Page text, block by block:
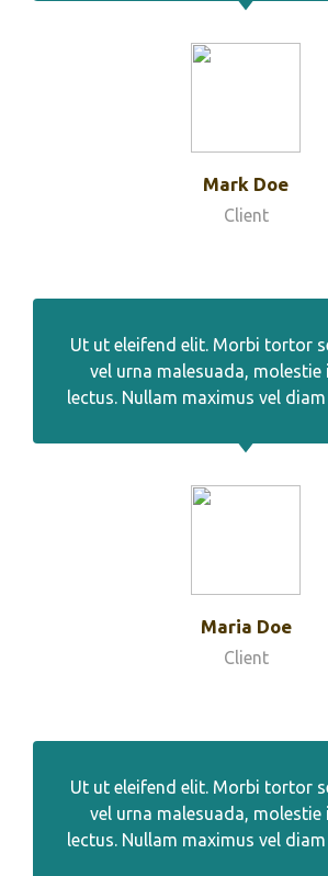
Mark Doe
Client
Ut ut eleifend elit. Morbi tortor
vel urna malesuada, molestie
lectus. Nullam maximus vel
Maria Doe
Client
Ut ut eleifend elit. Morbi tortor
vel urna malesuada, molestie
lectus. Nullam maximus vel